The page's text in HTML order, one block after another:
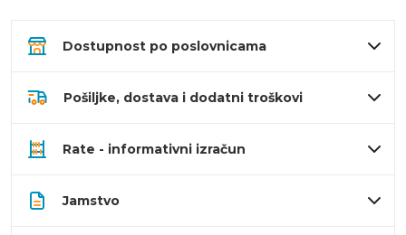
Dostupnost po poslovnicama
Pošiljke, dostava i dodatni troškovi
Rate - informativni izračun
Jamstvo